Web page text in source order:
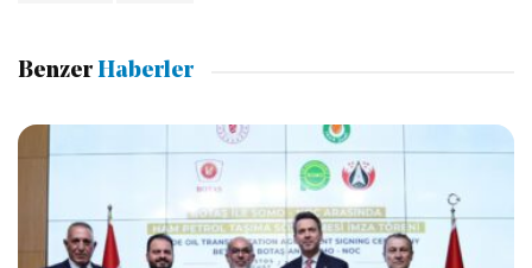
Benzer Haberler